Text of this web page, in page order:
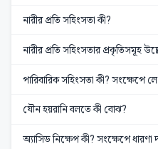
নারীর প্রতি সহিংসতা কী?
নারীর প্রতি সহিংসতার প্রকৃতিসমূহ
পারিবারিক সহিংসতা কী? সংক্ষেপে
যৌন হয়রানি বলতে কী বোঝ?
অ্যাসিড নিক্ষেপ কী? সংক্ষেপে ধারণা